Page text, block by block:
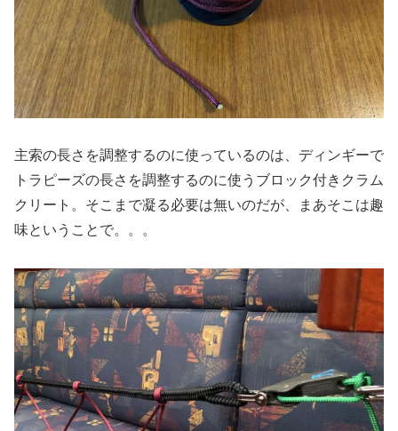
主索の長さを調整するのに使っているのは、ディンギーで
トラピーズの長さを調整するのに使うブロック付きクラム
クリート。そこまで凝る必要は無いのだが、まあそこは趣
味ということで。。。